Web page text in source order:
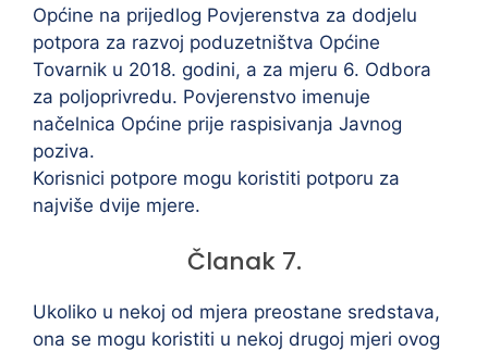
Općine na prijedlog Povjerenstva za dodjelu
potpora za razvoj poduzetništva Općine
Tovarnik u 2018. godini, a za mjeru 6. Odbora
za poljoprivredu. Povjerenstvo imenuje
načelnica Općine prije raspisivanja Javnog
poziva.
Korisnici potpore mogu koristiti potporu za
najviše dvije mjere.
Članak 7.
Ukoliko u nekoj od mjera preostane sredstava,
ona se mogu koristiti u nekoj drugoj mjeri ovog